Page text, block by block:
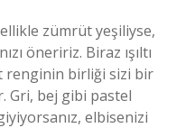
zümrüt yeşiliyse,
öneririz. Biraz ışıltı
renginin birliği sizi bir
Gri, bej gibi pastel
elbisenizi